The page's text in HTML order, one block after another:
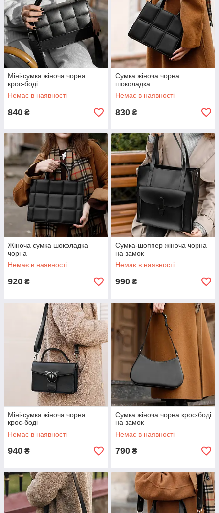
Міні-сумка жіноча чорна
крос-боді
Немає в наявності
840 ₴
Cумка жіноча чорна
шоколадка
Немає в наявності
830 ₴
Жіноча сумка шоколадка
чорна
Немає в наявності
920 ₴
Cумка-шоппер жіноча чорна
на замок
Немає в наявності
990 ₴
Міні-сумка жіноча чорна
крос-боді
Немає в наявності
940 ₴
Сумка жіноча чорна крос-боді
на замок
Немає в наявності
790 ₴